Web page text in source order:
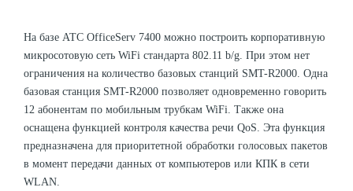
На базе АТС OfficeServ 7400 можно построить корпоративную
микросотовую сеть WiFi стандарта 802.11 b/g. При этом нет
ограничения на количество базовых станций SMT-R2000. Одна
базовая станция SMT-R2000 позволяет одновременно говорить
12 абонентам по мобильным трубкам WiFi. Также она
оснащена функцией контроля качества речи QoS. Эта функция
предназначена для приоритетной обработки голосовых пакетов
в момент передачи данных от компьютеров или КПК в сети
WLAN.